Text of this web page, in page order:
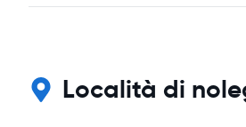
Località di